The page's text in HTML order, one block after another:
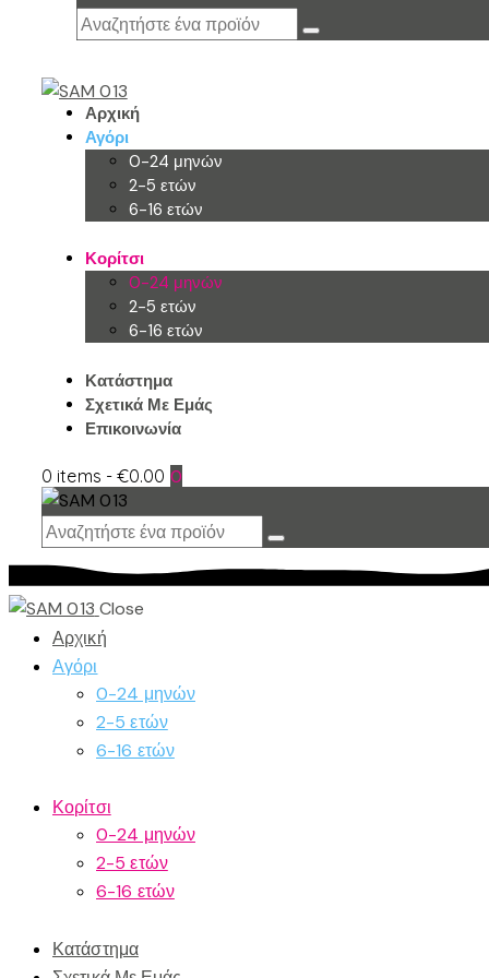
Αρχική
Αγόρι
0-24 μηνών
2-5 ετών
6-16 ετών
Κορίτσι
0-24 μηνών
2-5 ετών
6-16 ετών
Κατάστημα
Σχετικά Με Εμάς
Επικοινωνία
0 items -€0.00 0
Close
Αρχική
Αγόρι
0-24 μηνών
2-5 ετών
6-16 ετών
Κορίτσι
0-24 μηνών
2-5 ετών
6-16 ετών
Κατάστημα